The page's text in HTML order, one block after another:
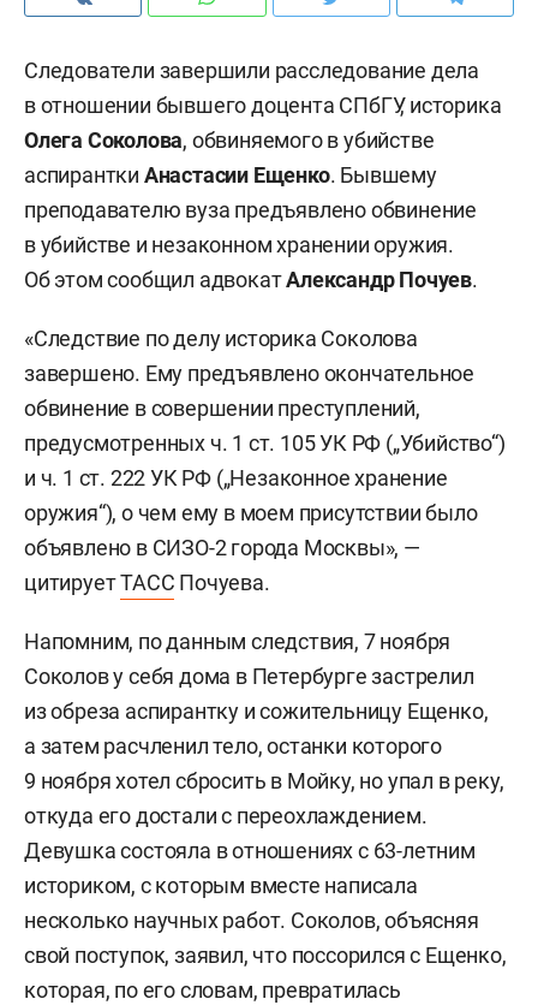
Следователи завершили расследование дела
в отношении бывшего доцента СПбГУ, историка
Олега Соколова, обвиняемого в убийстве
аспирантки Анастасии Ещенко. Бывшему
преподавателю вуза предъявлено обвинение
в убийстве и незаконном хранении оружия.
Об этом сообщил адвокатАлександр Почуев.
«Следствие по делу историка Соколова
завершено. Ему предъявлено окончательное
обвинение в совершении преступлений,
предусмотренных ч. 1 ст. 105 УК РФ („Убийство“)
и ч. 1 ст. 222 УК РФ („Незаконное хранение
оружия“), о чем ему в моем присутствии было
объявлено в СИЗО-2 города Москвы», —
цитируетТАСС Почуева.
Напомним, по данным следствия, 7 ноября
Соколов у себя дома в Петербурге застрелил
из обреза аспирантку и сожительницу Ещенко,
а затем расчленил тело, останки которого
9 ноября хотел сбросить в Мойку, но упал в реку,
откуда его достали с переохлаждением.
Девушка состояла в отношениях с 63-летним
историком, с которым вместе написала
несколько научных работ. Соколов, объясняя
свой поступок, заявил, что поссорился с Ещенко,
которая, по его словам, превратилась